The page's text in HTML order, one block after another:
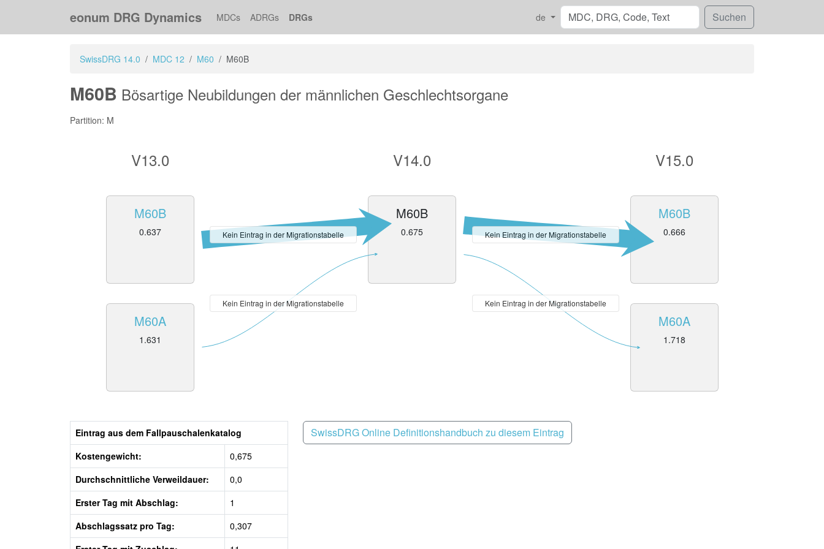
eonum DRG Dynamics MDCs ADRGs DRGs de
SwissDRG 14.0 MDC 12 M60 M60B
M60B Bösartige Neubildungen der männlichen Geschlechtsorgane
Partition: M
V13.0
M60B
0.637
M60A
1.631
V14.0
M60B
0.675
V15.0
M60B
0.666
M60A
1.718
Kein Eintrag in der Migrationstabelle
Kein Eintrag in der Migrationstabelle
Kein Eintrag in der Migrationstabelle
Kein Eintrag in der Migrationstabelle
Eintrag aus dem Fallpauschalenkatalog
Kostengewicht:
0,675
Durchschnittliche Verweildauer:
0,0
Erster Tag mit Abschlag:
1
Abschlagssatz pro Tag:
0,307
SwissDRG Online Definitionshandbuch zu diesem Eintrag